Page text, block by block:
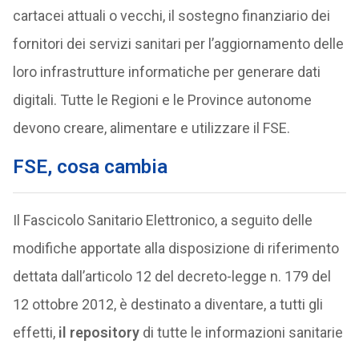
cartacei attuali o vecchi, il sostegno finanziario dei
fornitori dei servizi sanitari per l’aggiornamento delle
loro infrastrutture informatiche per generare dati
digitali. Tutte le Regioni e le Province autonome
devono creare, alimentare e utilizzare il FSE.
FSE, cosa cambia
Il Fascicolo Sanitario Elettronico, a seguito delle
modifiche apportate alla disposizione di riferimento
dettata dall’articolo 12 del decreto-legge n. 179 del
12 ottobre 2012, è destinato a diventare, a tutti gli
effetti, il repositorydi tutte le informazioni sanitarie